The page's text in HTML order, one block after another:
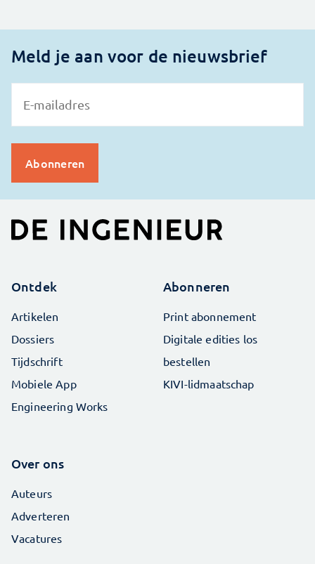
Meld je aan voor de nieuwsbrief
Ontdek
Artikelen
Dossiers
Tijdschrift
Mobiele App
Engineering Works
Abonneren
Print abonnement
Digitale edities los
bestellen
KIVI-lidmaatschap
Over ons
Auteurs
Adverteren
Vacatures